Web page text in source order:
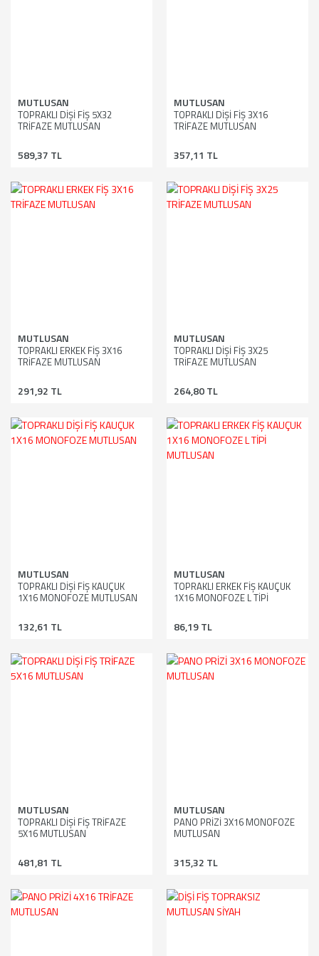
MUTLUSAN
TOPRAKLI DİŞİ FİŞ 5X32
TRİFAZE MUTLUSAN
589,37 TL
MUTLUSAN
TOPRAKLI DİŞİ FİŞ 3X16
TRİFAZE MUTLUSAN
357,11 TL
MUTLUSAN
TOPRAKLI ERKEK FİŞ 3X16
TRİFAZE MUTLUSAN
291,92 TL
MUTLUSAN
TOPRAKLI DİŞİ FİŞ 3X25
TRİFAZE MUTLUSAN
264,80 TL
MUTLUSAN
TOPRAKLI DİŞİ FİŞ KAUÇUK
1X16 MONOFOZE MUTLUSAN
132,61 TL
MUTLUSAN
TOPRAKLI ERKEK FİŞ KAUÇUK
1X16 MONOFOZE L TİPİ
86,19 TL
MUTLUSAN
TOPRAKLI DİŞİ FİŞ TRİFAZE
5X16 MUTLUSAN
481,81 TL
MUTLUSAN
PANO PRİZİ 3X16 MONOFOZE
MUTLUSAN
315,32 TL